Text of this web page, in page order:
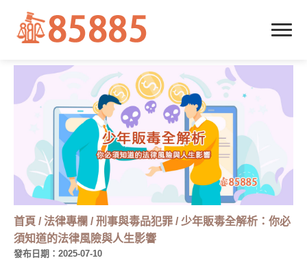
首頁 /法律專欄 /刑事與毒品犯罪 / 少年販毒全解析：你必
須知道的法律風險與人生影響
發布日期：2025-07-10